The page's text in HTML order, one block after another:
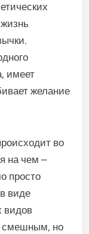
имеет
желание
во
на чем –
просто
виде
видов
смешным, но